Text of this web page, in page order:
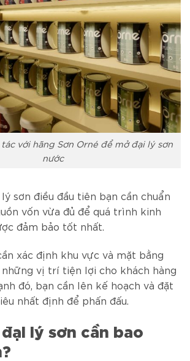
với hãng Sơn Orné để mở đại lý sơn
nước
sơn điều đầu tiên bạn cần chuẩn
vốn vừa đủ để quá trình kinh
đảm bảo tốt nhất.
xác định khu vực và mặt bằng
vị trí tiện lợi cho khách hàng
đó, bạn cần lên kế hoạch và đặt
nhất định để phấn đấu.
lý sơn cần bao